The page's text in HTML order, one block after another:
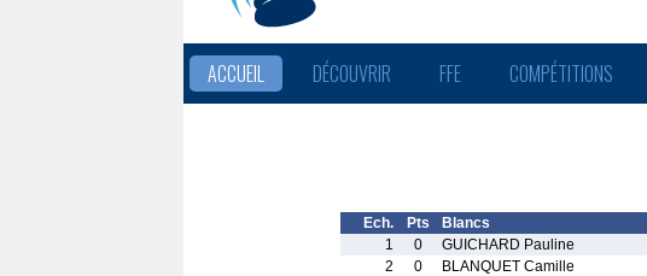
ACCUEIL DÉCOUVRIR FFE COMPÉTITIONS
Ech. Pts Blancs
1
0 GUICHARD Pauline
2
0 BLANQUET Camille